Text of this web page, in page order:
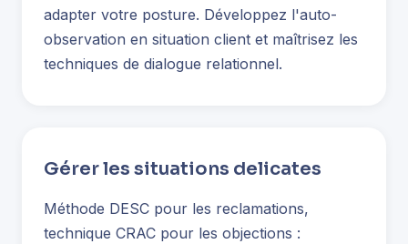
adapter votre posture. Développez l'auto-
observation en situation client et maîtrisez les
techniques de dialogue relationnel.
Gérer les situations delicates
Méthode DESC pour les reclamations,
technique CRAC pour les objections :